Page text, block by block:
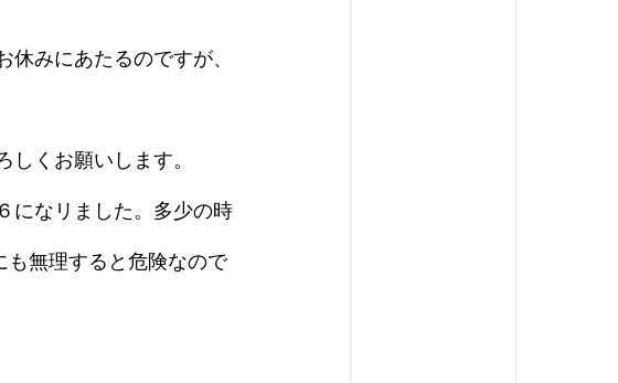
みにあたるのですが、
くお願いします。
になリました。多少の時
も無理すると危険なので